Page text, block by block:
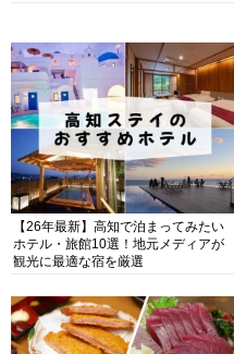
【26年最新】高知で泊まってみたい
ホテル・旅館10選！地元メディアが
観光に最適な宿を厳選